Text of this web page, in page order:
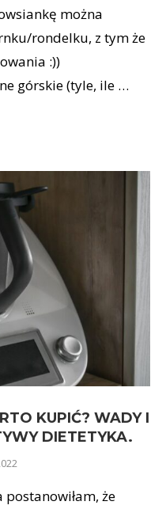
można
rondelku, z tym że
:))
górskie (tyle, ile …
KUPIĆ? WADY I
DIETETYKA.
że